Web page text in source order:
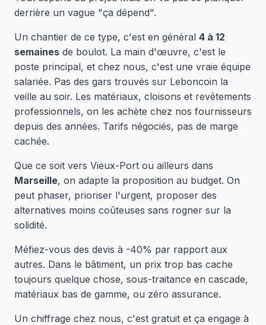
derrière un vague "ça dépend".
Un chantier de ce type, c'est en général 4 à 12
semaines de boulot. La main d'œuvre, c'est le
poste principal, et chez nous, c'est une vraie équipe
salariée. Pas des gars trouvés sur Leboncoin la
veille au soir. Les matériaux, cloisons et revêtements
professionnels, on les achète chez nos fournisseurs
depuis des années. Tarifs négociés, pas de marge
cachée.
Que ce soit vers Vieux-Port ou ailleurs dans
Marseille, on adapte la proposition au budget. On
peut phaser, prioriser l'urgent, proposer des
alternatives moins coûteuses sans rogner sur la
solidité.
Méfiez-vous des devis à -40% par rapport aux
autres. Dans le bâtiment, un prix trop bas cache
toujours quelque chose, sous-traitance en cascade,
matériaux bas de gamme, ou zéro assurance.
Un chiffrage chez nous, c'est gratuit et ça engage à